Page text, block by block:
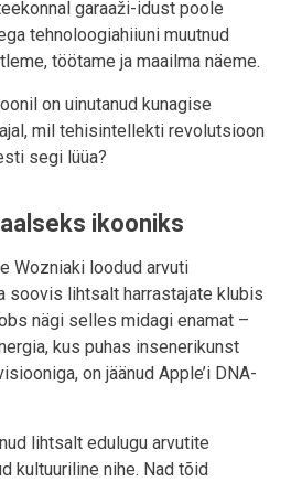
garaaži-idust poole
tehnoloogiahiiuni muutnud
töötame ja maailma näeme.
on uinutanud kunagise
mil tehisintellekti revolutsioon
segi lüüa?
ikooniks
Wozniaki loodud arvuti
soovis lihtsalt harrastajate klubis
nägi selles midagi enamat –
kus puhas insenerikunst
on jäänud Apple’i DNA-
lihtsalt edulugu arvutite
kultuuriline nihe. Nad tõid